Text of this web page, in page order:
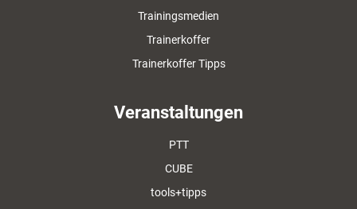
Trainingsmedien
Trainerkoffer
Trainerkoffer Tipps
Veranstaltungen
PTT
CUBE
tools+tipps